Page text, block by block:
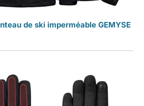
de ski imperméable GEMYSE